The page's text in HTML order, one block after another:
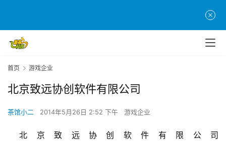
首页 游戏企业
北京致远协创软件有限公司
茶馆小二 2014年5月26日 2:52 下午 游戏企业
北京致远协创软件有限公司